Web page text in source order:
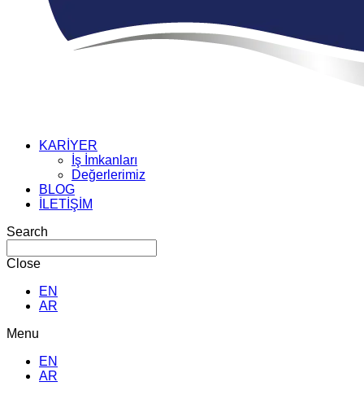
KARİYER
İş İmkanları
Değerlerimiz
BLOG
İLETİŞİM
Search
Close
EN
AR
Menu
EN
AR